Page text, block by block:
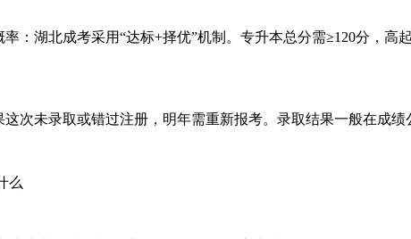
湖北成考采用“达标+择优”机制。专升本总分需≥120分，高
未录取或错过注册，明年需重新报考。录取结果一般在成绩
么